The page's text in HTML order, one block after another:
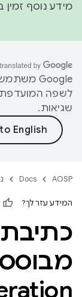
מידע נוסף
לשפה המועדפת
שגיאות.
AOSP
Docs
המידע עזר לך?